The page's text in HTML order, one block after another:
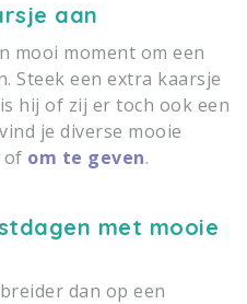
aan
mooi moment om een
Steek een extra kaarsje
hij of zij er toch ook een
vind je diverse mooie
of om te geven.
met mooie
dan op een